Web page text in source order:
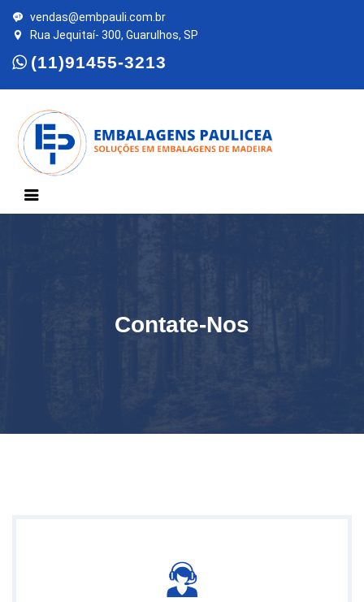
vendas@embpauli.com.br
Rua Jequitaí- 300, Guarulhos, SP
(11)91455-3213
Contate-Nos